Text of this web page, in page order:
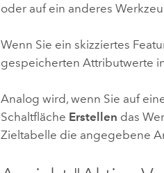
oder auf ein anderes
Wenn Sie ein skizziertes
gespeicherten Attributwerte
Analog wird, wenn Sie auf
Schaltfläche Erstellen das
Zieltabelle die angegebene